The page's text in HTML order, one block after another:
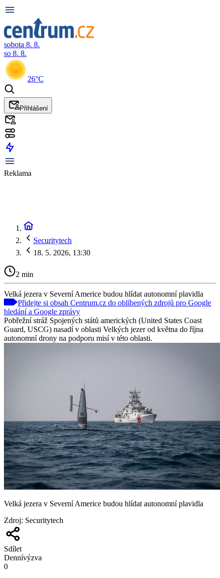
sobota 8. 8.
so 8. 8.
26°C
Přihlášení
Reklama
Securitytech
18. 5. 2026, 13:30
2 min
Velká jezera v Severní Americe budou hlídat autonomní plavidla
Přidejte si obsah Centrum.cz do oblíbených zdrojů pro Google
hledání a Google zprávy
Pobřežní stráž Spojených států amerických (United States Coast
Guard, USCG) nasadí v oblasti Velkých jezer od května do října
autonomní drony na podporu misí v této oblasti.
Velká jezera v Severní Americe budou hlídat autonomní plavidla
Zdroj: Securitytech
Sdílet
Dennívýzva
0